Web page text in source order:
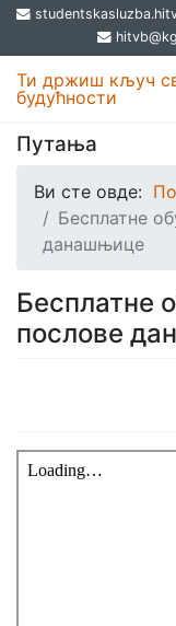
Ти држиш кључ
будућности
Путања
Ви сте овде:
Бесплатне
данашњице
Бесплатне
послове